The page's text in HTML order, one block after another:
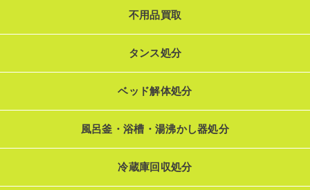
不用品買取
タンス処分
ベッド解体処分
風呂釜・浴槽・湯沸かし器処分
冷蔵庫回収処分